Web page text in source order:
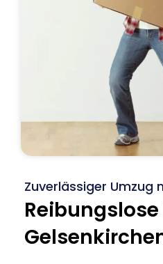
Zuverlässiger Umzug